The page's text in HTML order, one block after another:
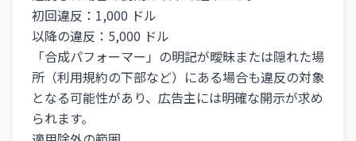
初回違反：1,000 ドル
以降の違反：5,000 ドル
「合成パフォーマー」の明記が曖昧または隠れた場
所（利用規約の下部など）にある場合も違反の対象
となる可能性があり、広告主には明確な開示が求め
られます。